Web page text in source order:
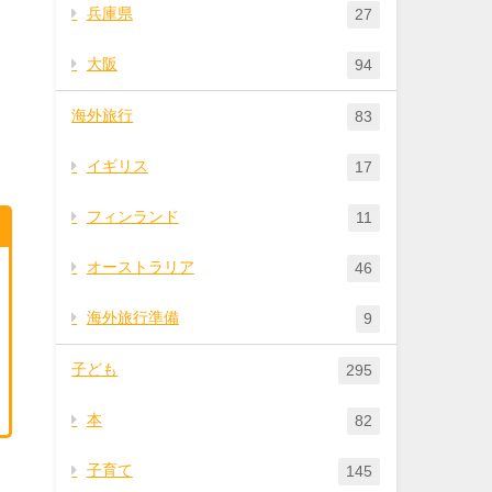
兵庫県 27
大阪 94
海外旅行 83
イギリス 17
フィンランド 11
オーストラリア 46
海外旅行準備 9
子ども 295
本 82
子育て 145